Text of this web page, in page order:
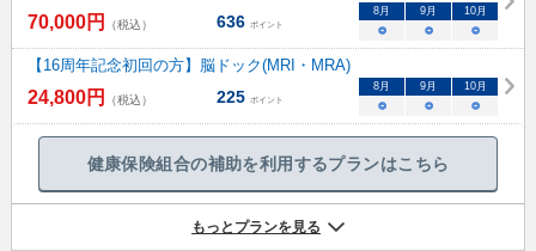
70,000円 （税込） 636 ポイント
8月 9月 10月
○ ○ ○
【16周年記念初回の方】脳ドック(MRI・MRA)
24,800円 （税込） 225 ポイント
8月 9月 10月
○ ○ ○
健康保険組合の補助を利用するプランはこちら
もっとプランを見る